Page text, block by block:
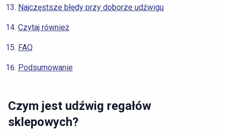
Najczęstsze błędy przy doborze udźwigu
Czytaj również
FAQ
Podsumowanie
Czym jest udźwig regałów
sklepowych?